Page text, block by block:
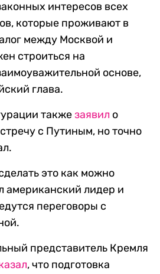
интересов всех
которые проживают в
между Москвой и
строиться на
основе,
глава.
такжезаявил о
с Путиным, но точно
это как можно
американский лидер и
переговоры с
представитель Кремля
, что подготовка